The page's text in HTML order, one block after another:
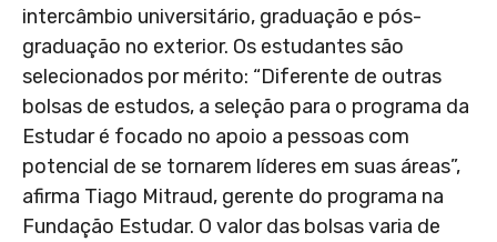
intercâmbio universitário, graduação e pós-
graduação no exterior. Os estudantes são
selecionados por mérito: “Diferente de outras
bolsas de estudos, a seleção para o programa da
Estudar é focado no apoio a pessoas com
potencial de se tornarem líderes em suas áreas”,
afirma Tiago Mitraud, gerente do programa na
Fundação Estudar. O valor das bolsas varia de